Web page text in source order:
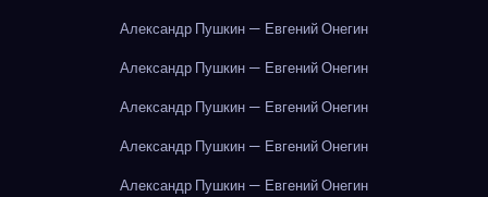
Александр Пушкин — Евгений Онегин
Александр Пушкин — Евгений Онегин
Александр Пушкин — Евгений Онегин
Александр Пушкин — Евгений Онегин
Александр Пушкин — Евгений Онегин